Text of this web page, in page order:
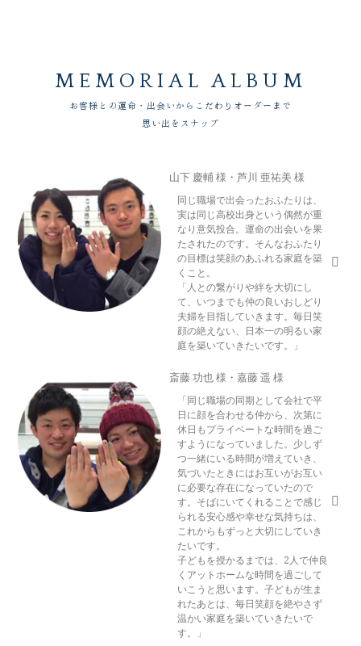
WEBからのご来店予約はこちら
MEMORIAL ALBUM
お客様との運命・出会いからこだわりオーダーまで
思い出をスナップ
山下 慶輔 様・芦川 亜祐美 様
同じ職場で出会ったおふたりは、
実は同じ高校出身という偶然が重
なり意気投合。運命の出会いを果
たされたのです。そんなおふたり
の目標は笑顔のあふれる家庭を築
くこと。
「人との繋がりや絆を大切にし
て、いつまでも仲の良いおしどり
夫婦を目指していきます。毎日笑
顔の絶えない、日本一の明るい家
庭を築いていきたいです。」
斎藤 功也 様・嘉藤 遥 様
「同じ職場の同期として会社で平
日に顔を合わせる仲から、次第に
休日もプライベートな時間を過ご
すようになっていました。少しず
つ一緒にいる時間が増えていき、
気づいたときにはお互いがお互い
に必要な存在になっていたので
す。そばにいてくれることで感じ
られる安心感や幸せな気持ちは、
これからもずっと大切にしていき
たいです。
子どもを授かるまでは、2人で仲良
くアットホームな時間を過ごして
いこうと思います。子どもが生ま
れたあとは、毎日笑顔を絶やさず
温かい家庭を築いていきたいで
す。」